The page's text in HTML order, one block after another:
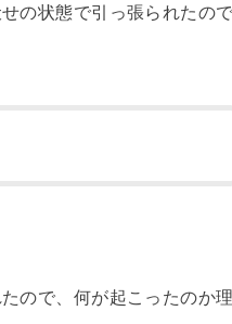
の状態で引っ張られたの
ので、何が起こったのか理